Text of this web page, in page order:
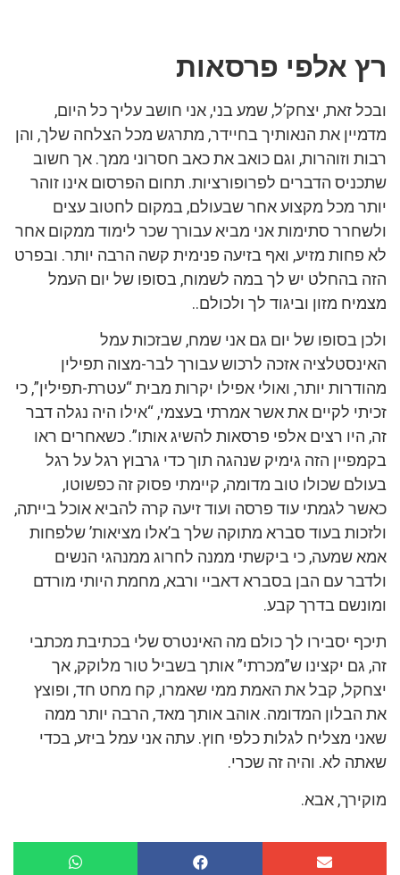
רץ אלפי פרסאות
ובכל זאת, יצחק’ל, שמע בני, אני חושב עליך כל היום,
מדמיין את הנאותיך בחיידר, מתרגש מכל הצלחה שלך, והן
רבות וזוהרות, וגם כואב את כאב חסרוני ממך. אך חשוב
שתכניס הדברים לפרופורציות. תחום הפרסום אינו זוהר
יותר מכל מקצוע אחר שבעולם, במקום לחטוב עצים
ולשחרר סתימות אני מביא עבורך שכר לימוד ממקום אחר
לא פחות מזיע, ואף בזיעה פנימית קשה הרבה יותר. ובפרט
הזה בהחלט יש לך במה לשמוח, בסופו של יום העמל
מצמיח מזון וביגוד לך ולכולם..
ולכן בסופו של יום גם אני שמח, שבזכות עמל
האינסטלציה אזכה לרכוש עבורך לבר-מצוה תפילין
מהודרות יותר, ואולי אפילו יקרות מבית “עטרת-תפילין”, כי
זכיתי לקיים את אשר אמרתי בעצמי, “אילו היה נגלה דבר
זה, היו רצים אלפי פרסאות להשיג אותו”. כשאחרים ראו
בקמפיין הזה גימיק שנהגה תוך כדי גרבוץ רגל על רגל
בעולם שכולו טוב מדומה, קיימתי פסוק זה כפשוטו,
כאשר לגמתי עוד פרסה ועוד זיעה קרה להביא אוכל בייתה,
ולזכות בעוד סברא מתוקה שלך ב’אלו מציאות’ שלפחות
אמא שמעה, כי ביקשתי ממנה לחרוג ממנהגי הנשים
ולדבר עם הבן בסברא דאביי ורבא, מחמת היותי מורדם
ומונשם בדרך קבע.
תיכף יסבירו לך כולם מה האינטרס שלי בכתיבת מכתבי
זה, גם יקצינו ש”מכרתי” אותך בשביל טור מלוקק, אך
יצחקל, קבל את האמת ממי שאמרו, קח מחט חד, ופוצץ
את הבלון המדומה. אוהב אותך מאד, הרבה יותר ממה
שאני מצליח לגלות כלפי חוץ. עתה אני עמל ביזע, בכדי
שאתה לא. והיה זה שכרי.
מוקירך, אבא.